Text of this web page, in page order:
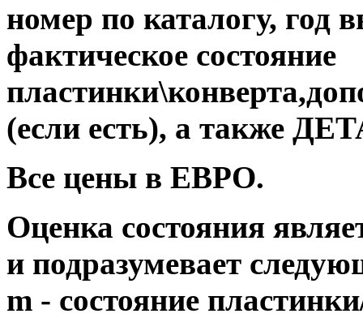
номер по каталогу, год
фактическое состояние
(если есть), а также
Все цены в ЕВРО.
Оценка состояния
и подразумевает
m - состояние